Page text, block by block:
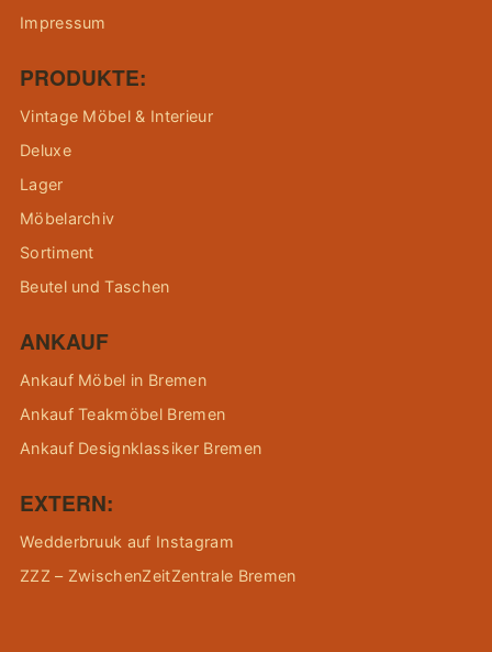
Impressum
PRODUKTE:
Vintage Möbel & Interieur
Deluxe
Lager
Möbelarchiv
Sortiment
Beutel und Taschen
ANKAUF
Ankauf Möbel in Bremen
Ankauf Teakmöbel Bremen
Ankauf Designklassiker Bremen
EXTERN:
Wedderbruuk auf Instagram
ZZZ – ZwischenZeitZentrale Bremen